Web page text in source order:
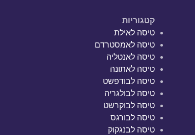
קטגוריות
טיסה לאילת
טיסה לאמסטרדם
טיסה לאנטליה
טיסה לאתונה
טיסה לבודפשט
טיסה לבולגריה
טיסה לבוקרשט
טיסה לבורגס
טיסה לבנגקוק